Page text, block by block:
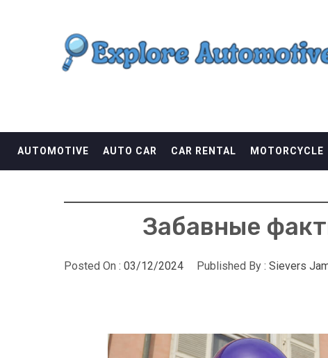
EXPLORE AUTOMOTIF
AUTOMOTIVE AUTO CAR CAR RENTAL MOTORCYCLE
Забавные
Posted On : 03/12/2024 Published By : Sievers